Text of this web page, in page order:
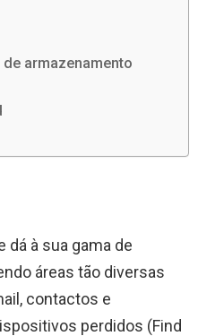
armazenamento
dá à sua gama de
áreas tão diversas
contactos e
perdidos (Find